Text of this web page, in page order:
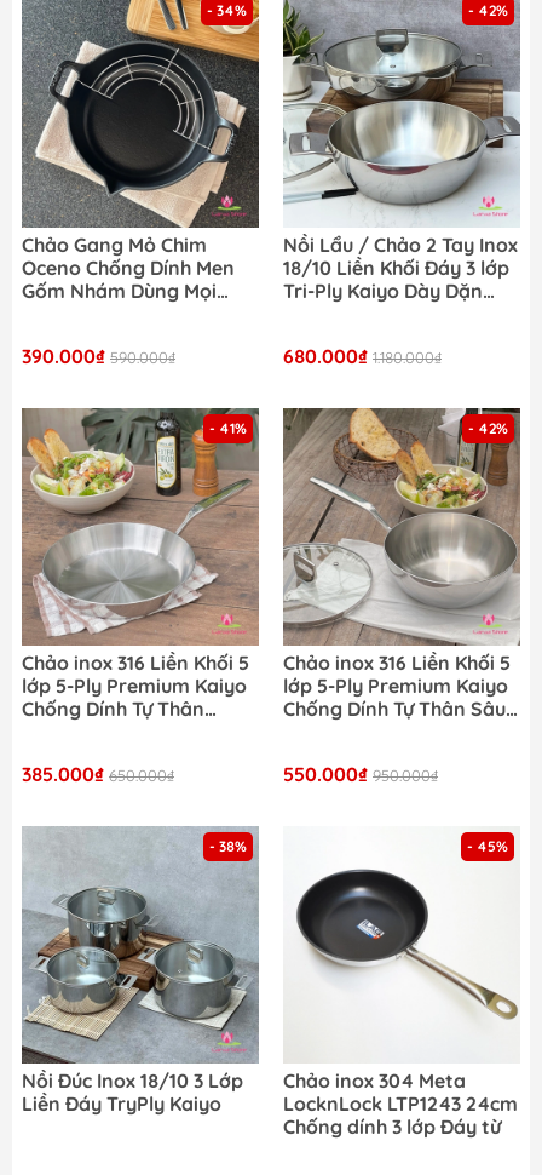
- 34%
Chảo Gang Mỏ Chim
Oceno Chống Dính Men
Gốm Nhám Dùng Mọi
390.000₫ 590.000₫
- 42%
Nồi Lẩu / Chảo 2 Tay Inox
18/10 Liền Khối Đáy 3 lớp
Tri-Ply Kaiyo Dày Dặn
680.000₫ 1.180.000₫
- 41%
Chảo inox 316 Liền Khối 5
lớp 5-Ply Premium Kaiyo
Chống Dính Tự Thân
385.000₫ 650.000₫
- 42%
Chảo inox 316 Liền Khối 5
lớp 5-Ply Premium Kaiyo
Chống Dính Tự Thân Sâu
550.000₫ 950.000₫
- 38%
Nồi Đúc Inox 18/10 3 Lớp
Liền Đáy TryPly Kaiyo
- 45%
Chảo inox 304 Meta
LocknLock LTP1243 24cm
Chống dính 3 lớp Đáy từ